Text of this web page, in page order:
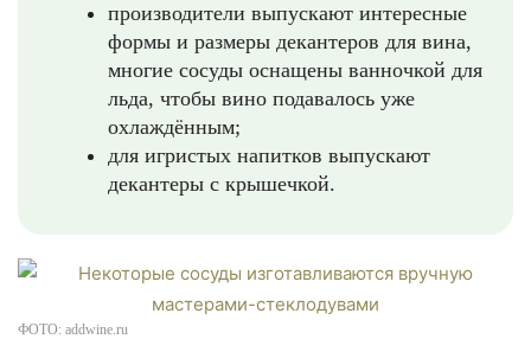
производители выпускают интересные
формы и размеры декантеров для вина,
многие сосуды оснащены ванночкой для
льда, чтобы вино подавалось уже
охлаждённым;
для игристых напитков выпускают
декантеры с крышечкой.
ФОТО: addwine.ru